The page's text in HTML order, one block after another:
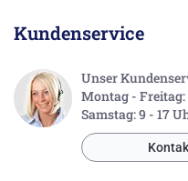
Kundenservice
Unser
Montag - Freitag:
Samstag: 9 - 17